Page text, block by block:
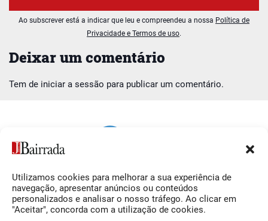
Utilizamos cookies para melhorar a sua experiência de
navegação, apresentar anúncios ou conteúdos
personalizados e analisar o nosso tráfego. Ao clicar em
"Aceitar", concorda com a utilização de cookies.
Deixar um comentário
Tem de iniciar a sessão para publicar um comentário.
Ao subscrever está a indicar que leu e compreendeu a nossa Política de
Privacidade e Termos de uso.
Siga-nos
Facebook
O Jornal da Bairrada
Contactos